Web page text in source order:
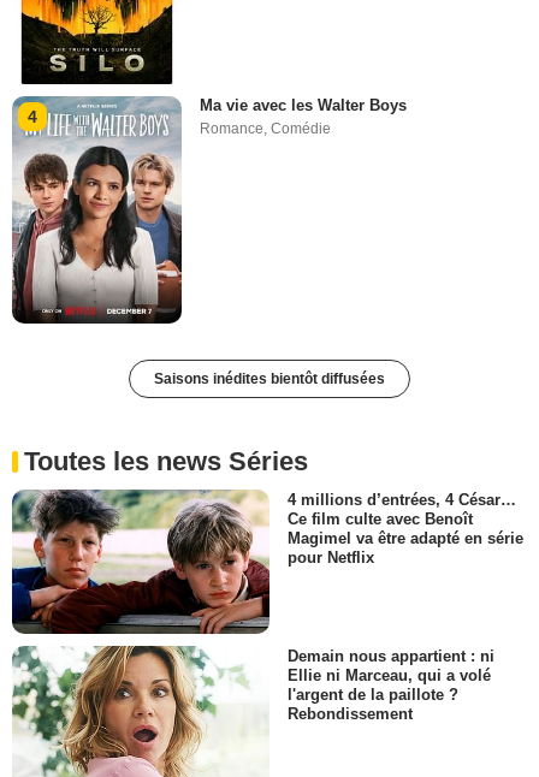
4
Ma vie avec les Walter Boys
Romance,Comédie
Saisons inédites bientôt diffusées
Toutes les news Séries
4 millions d’entrées, 4 César…
Ce film culte avec Benoît
Magimel va être adapté en série
pour Netflix
Demain nous appartient : ni
Ellie ni Marceau, qui a volé
l'argent de la paillote ?
Rebondissement